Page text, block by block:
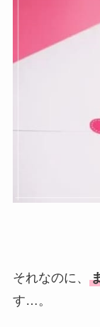
それなのに、
す…。